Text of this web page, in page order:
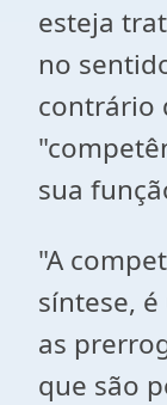
esteja
no
contrário
sua
"A
síntese,
as
que são